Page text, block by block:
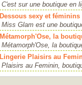
C'est sur une boutique en
Dessous sexy et
Miss Glam est une
Métamorph'Ose, la
Métamorph'Ose, la
Lingerie Plaisirs au
Plaisirs au Feminin,